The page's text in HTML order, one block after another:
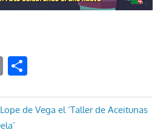
EmailCompartir
de Vega el ‘Taller de Aceitunas